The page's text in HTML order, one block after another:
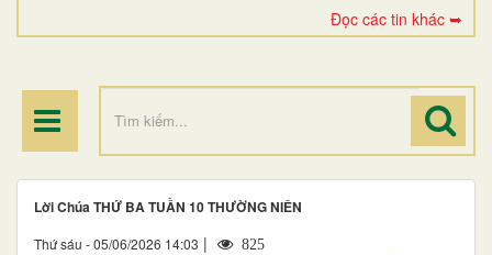
Đọc các tin khác ➥
ĐIỂM HÀNH HƯƠNG
Lời Chúa THỨ BA TUẦN 10 THƯỜNG NIÊN
Thứ sáu - 05/06/2026 14:03 | 825